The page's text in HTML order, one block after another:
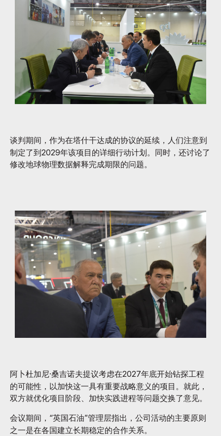
谈判期间，作为在塔什干达成的协议的延续，人们注意到
制定了到2029年该项目的详细行动计划。同时，还讨论了
修改地球物理数据解释完成期限的问题。
阿卜杜加尼·桑吉诺夫提议考虑在2027年底开始钻探工程
的可能性，以加快这一具有重要战略意义的项目。就此，
双方就优化项目阶段、加快实践进程等问题交换了意见。
会议期间，“英国石油”管理层指出，公司活动的主要原则
之一是在各国建立长期稳定的合作关系。